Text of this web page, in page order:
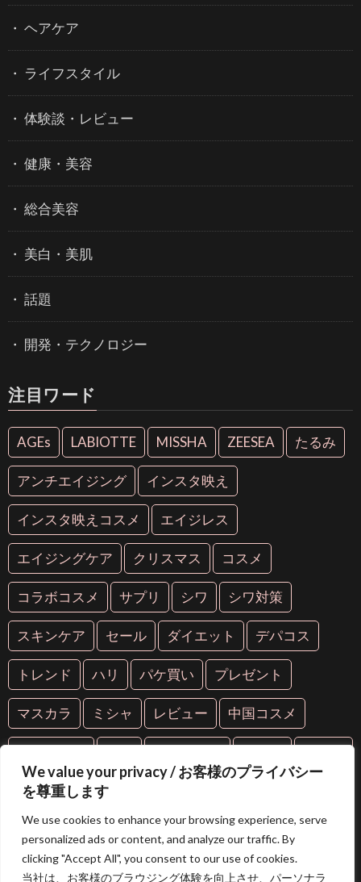
We value your privacy / お客様のプライバシー
を尊重します
We use cookies to enhance your browsing experience, serve
personalized ads or content, and analyze our traffic. By
clicking "Accept All", you consent to our use of cookies.
当社は、お客様のブラウジング体験を向上させ、パーソナラ
ヘアケア
ライフスタイル
体験談・レビュー
健康・美容
総合美容
美白・美肌
話題
開発・テクノロジー
注目ワード
AGEs LABIOTTE MISSHA ZEESEA たるみ
アンチエイジング インスタ映え
インスタ映えコスメ エイジレス
エイジングケア クリスマス コスメ
コラボコスメ サプリ シワ シワ対策
スキンケア セール ダイエット デパコス
トレンド ハリ パケ買い プレゼント
マスカラ ミシャ レビュー 中国コスメ
抗糖化 抗老化
美容 美容液 美白 美肌 芸能人愛用
限定コスメ 韓国コスメ